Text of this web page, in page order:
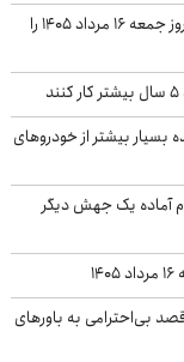
تغییرات شدید محصولات سایپا/ خریداران جدول امروز جمعه ۱۶ مرداد ۱۴۰۵ را
بیشتر از خودروهای
۱۷ مرداد ۱۴۰۵/ بازار سهام آماده یک جهش دیگر
بی‌احترامی به باورهای